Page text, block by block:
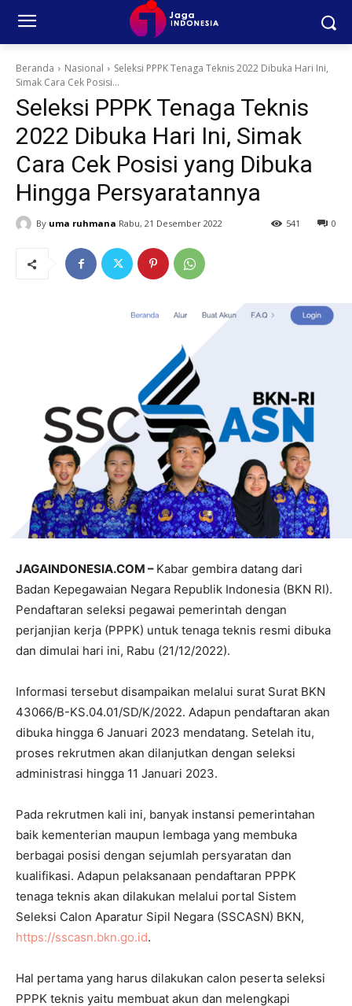
Beranda Nasional
Seleksi PPPK Tenaga Teknis 2022 Dibuka Hari Ini,
Simak Cara Cek Posisi...
Seleksi PPPK Tenaga Teknis
2022 Dibuka Hari Ini, Simak
Cara Cek Posisi yang Dibuka
Hingga Persyaratannya
By uma ruhmana Rabu, 21 Desember 2022 0
541
JAGAINDONESIA.COM – Kabar gembira datang dari
Badan Kepegawaian Negara Republik Indonesia (BKN RI).
Pendaftaran seleksi pegawai pemerintah dengan
perjanjian kerja (PPPK) untuk tenaga teknis resmi dibuka
dan dimulai hari ini, Rabu (21/12/2022).
Informasi tersebut disampaikan melalui surat Surat BKN
43066/B-KS.04.01/SD/K/2022. Adapun pendaftaran akan
dibuka hingga 6 Januari 2023 mendatang. Setelah itu,
proses rekrutmen akan dilanjutkan dengan seleksi
administrasi hingga 11 Januari 2023.
Pada rekrutmen kali ini, banyak instansi pemerintahan
baik kementerian maupun lembaga yang membuka
berbagai posisi dengan sejumlah persyaratan dan
kualifikasi. Adapun pelaksanaan pendaftaran PPPK
tenaga teknis akan dilakukan melalui portal Sistem
Seleksi Calon Aparatur Sipil Negara (SSCASN) BKN,
https://sscasn.bkn.go.id.
Hal pertama yang harus dilakukan calon peserta seleksi
PPPK teknis yaitu membuat akun dan melengkapi